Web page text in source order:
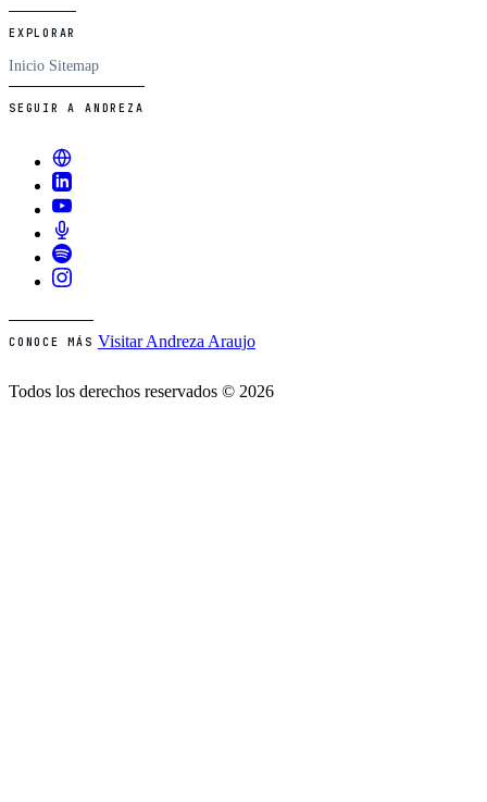
EXPLORAR
Inicio Sitemap
SEGUIR A ANDREZA
CONOCE MÁS Visitar Andreza Araujo
Todos los derechos reservados © 2026